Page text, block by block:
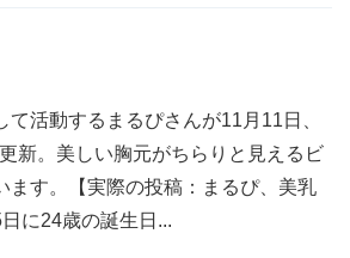
て活動するまるぴさんが11月11日、
新。美しい胸元がちらりと見えるビ
ます。【実際の投稿：まるぴ、美乳
に24歳の誕生日...